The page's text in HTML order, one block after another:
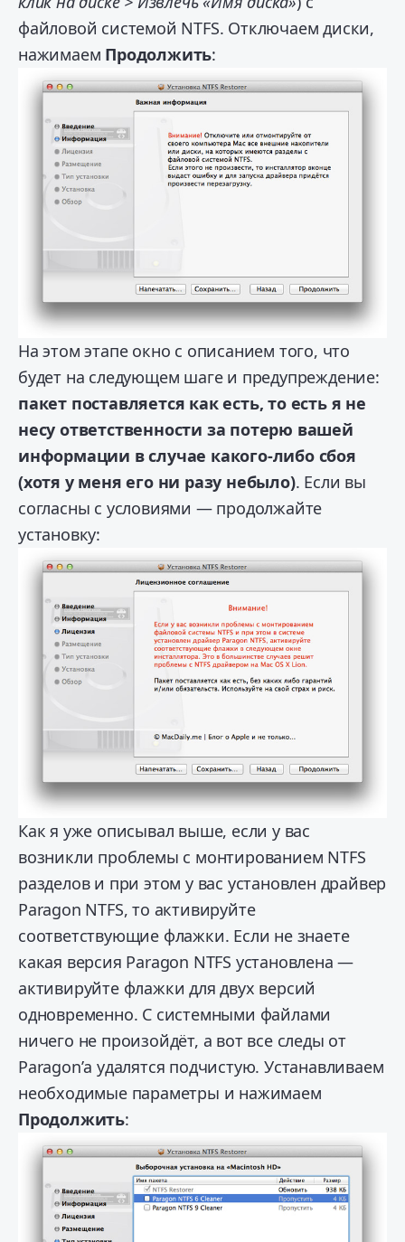
файловой системой NTFS. Отключаем диски,
нажимаем Продолжить:
На этом этапе окно с описанием того, что
будет на следующем шаге и предупреждение:
пакет поставляется как есть, то есть я не
несу ответственности за потерю вашей
информации в случае какого-либо сбоя
(хотя у меня его ни разу небыло). Если вы
согласны с условиями — продолжайте
установку:
Как я уже описывал выше, если у вас
возникли проблемы с монтированием NTFS
разделов и при этом у вас установлен драйвер
Paragon NTFS, то активируйте
соответствующие флажки. Если не знаете
какая версия Paragon NTFS установлена —
активируйте флажки для двух версий
одновременно. С системными файлами
ничего не произойдёт, а вот все следы от
Paragon’а удалятся подчистую. Устанавливаем
необходимые параметры и нажимаем
Продолжить: